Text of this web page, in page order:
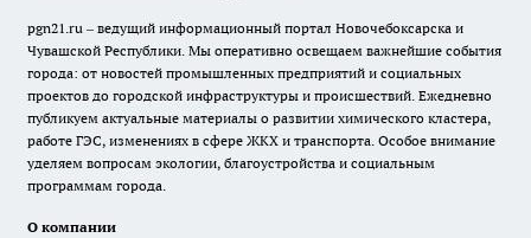
pgn21.ru – ведущий информационный портал Новочебоксарска и
Чувашской Республики. Мы оперативно освещаем важнейшие события
города: от новостей промышленных предприятий и социальных
проектов до городской инфраструктуры и происшествий. Ежедневно
публикуем актуальные материалы о развитии химического кластера,
работе ГЭС, изменениях в сфере ЖКХ и транспорта. Особое внимание
уделяем вопросам экологии, благоустройства и социальным
программам города.
О компании